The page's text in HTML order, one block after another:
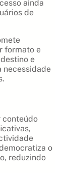
ainda
de
formato e
e
necessidade
conteúdo
o
reduzindo